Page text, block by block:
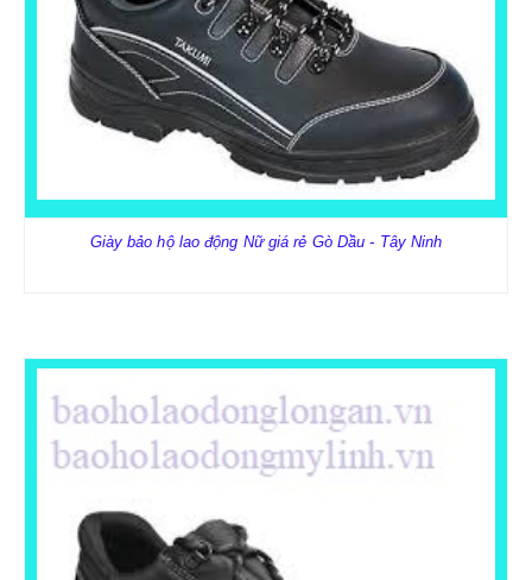
BẢO HỘ HÔ HẤP
KHẨU TRANG
MẶT NẠ PHÒNG ĐỘC - BỤI
GĂNG TAY Y TẾ-HÓA CHẤT
GĂNG TAY SỢI-PHỦ PU
GĂNG TAY HÀN-CÁCH NHIỆT
Giày bảo hộ lao động Nữ giá rẻ Gò Dầu - Tây Ninh